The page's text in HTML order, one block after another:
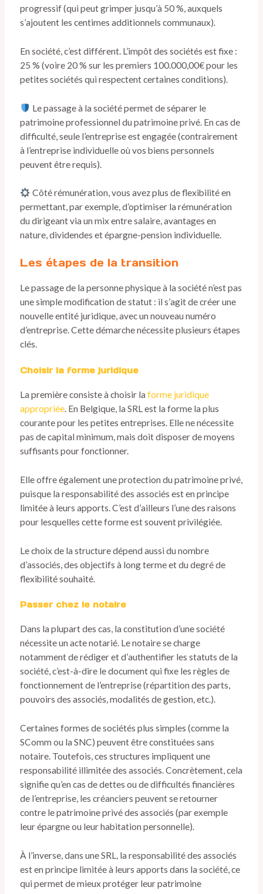
progressif (qui peut grimper jusqu’à 50 %, auxquels
s’ajoutent les centimes additionnels communaux).
En société, c’est différent. L’impôt des sociétés est fixe :
25 % (voire 20 % sur les premiers 100.000,00€ pour les
petites sociétés qui respectent certaines conditions).
Le passage à la société permet de séparer le
patrimoine professionnel du patrimoine privé. En cas de
difficulté, seule l’entreprise est engagée (contrairement
à l’entreprise individuelle où vos biens personnels
peuvent être requis).
Côté rémunération, vous avez plus de flexibilité en
permettant, par exemple, d’optimiser la rémunération
du dirigeant via un mix entre salaire, avantages en
nature, dividendes et épargne-pension individuelle.
Les étapes de la transition
Le passage de la personne physique à la société n’est pas
une simple modification de statut : il s’agit de créer une
nouvelle entité juridique, avec un nouveau numéro
d’entreprise. Cette démarche nécessite plusieurs étapes
clés.
Choisir la forme juridique
La première consiste à choisir la forme juridique
appropriée. En Belgique, la SRL est la forme la plus
courante pour les petites entreprises. Elle ne nécessite
pas de capital minimum, mais doit disposer de moyens
suffisants pour fonctionner.
Elle offre également une protection du patrimoine privé,
puisque la responsabilité des associés est en principe
limitée à leurs apports. C’est d’ailleurs l’une des raisons
pour lesquelles cette forme est souvent privilégiée.
Le choix de la structure dépend aussi du nombre
d’associés, des objectifs à long terme et du degré de
flexibilité souhaité.
Passer chez le notaire
Dans la plupart des cas, la constitution d’une société
nécessite un acte notarié. Le notaire se charge
notamment de rédiger et d’authentifier les statuts de la
société, c’est-à-dire le document qui fixe les règles de
fonctionnement de l’entreprise (répartition des parts,
pouvoirs des associés, modalités de gestion, etc.).
Certaines formes de sociétés plus simples (comme la
SComm ou la SNC) peuvent être constituées sans
notaire. Toutefois, ces structures impliquent une
responsabilité illimitée des associés. Concrètement, cela
signifie qu’en cas de dettes ou de difficultés financières
de l’entreprise, les créanciers peuvent se retourner
contre le patrimoine privé des associés (par exemple
leur épargne ou leur habitation personnelle).
À l’inverse, dans une SRL, la responsabilité des associés
est en principe limitée à leurs apports dans la société, ce
qui permet de mieux protéger leur patrimoine